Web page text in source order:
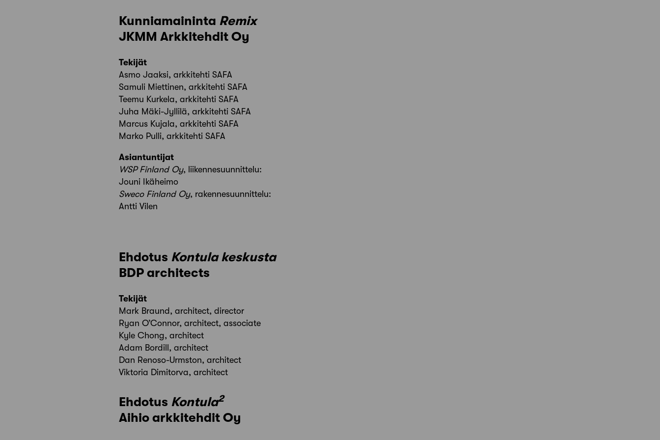
Kunniamaininta Remix
JKMM Arkkitehdit Oy
Tekijät
Asmo Jaaksi, arkkitehti SAFA
Samuli Miettinen, arkkitehti SAFA
Teemu Kurkela, arkkitehti SAFA
Juha Mäki-Jyllilä, arkkitehti SAFA
Marcus Kujala, arkkitehti SAFA
Marko Pulli, arkkitehti SAFA
Asiantuntijat
WSP Finland Oy, liikennesuunnittelu:
Jouni Ikäheimo
Sweco Finland Oy, rakennesuunnittelu:
Antti Vilen
Ehdotus Kontula keskusta
BDP architects
Tekijät
Mark Braund, architect, director
Ryan O’Connor, architect, associate
Kyle Chong, architect
Adam Bordill, architect
Dan Renoso-Urmston, architect
Viktoria Dimitorva, architect
Ehdotus Kontula2
Aihio arkkitehdit Oy